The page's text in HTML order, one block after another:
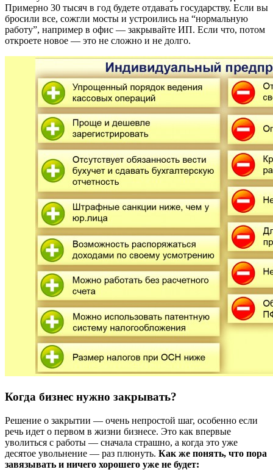
Примерно 30 тысяч в год будете отдавать государству. Если вы
бросили все, сожгли мосты и устроились на “нормальную
работу”, например в офис — закрывайте ИП. Если что, потом
откроете новое — это не сложно и не долго.
Когда бизнес нужно закрывать?
Решение о закрытии — очень непростой шаг, особенно если
речь идет о первом в жизни бизнесе. Это как впервые
уволиться с работы — сначала страшно, а когда это уже
десятое увольнение — раз плюнуть. Как же понять, что пора
завязывать и ничего хорошего уже не будет: